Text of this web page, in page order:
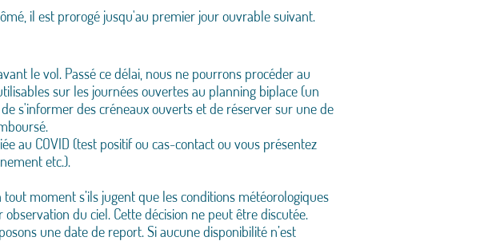
il est prorogé jusqu'au premier jour ouvrable suivant.
le vol. Passé ce délai, nous ne pourrons procéder au
sur les journées ouvertes au planning biplace (un
s'informer des créneaux ouverts et de réserver sur une de
au COVID (test positif ou cas-contact ou vous présentez
etc.).
moment s’ils jugent que les conditions météorologiques
du ciel. Cette décision ne peut être discutée.
une date de report. Si aucune disponibilité n’est